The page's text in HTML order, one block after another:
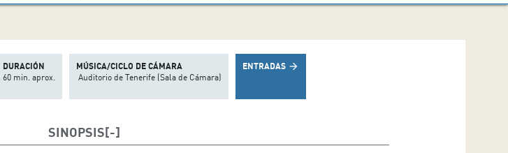
DURACIÓN
60 min. aprox.
MÚSICA/CICLO DE CÁMARA
Auditorio de Tenerife (Sala de Cámara)
ENTRADAS arrow_forward
SINOPSIS